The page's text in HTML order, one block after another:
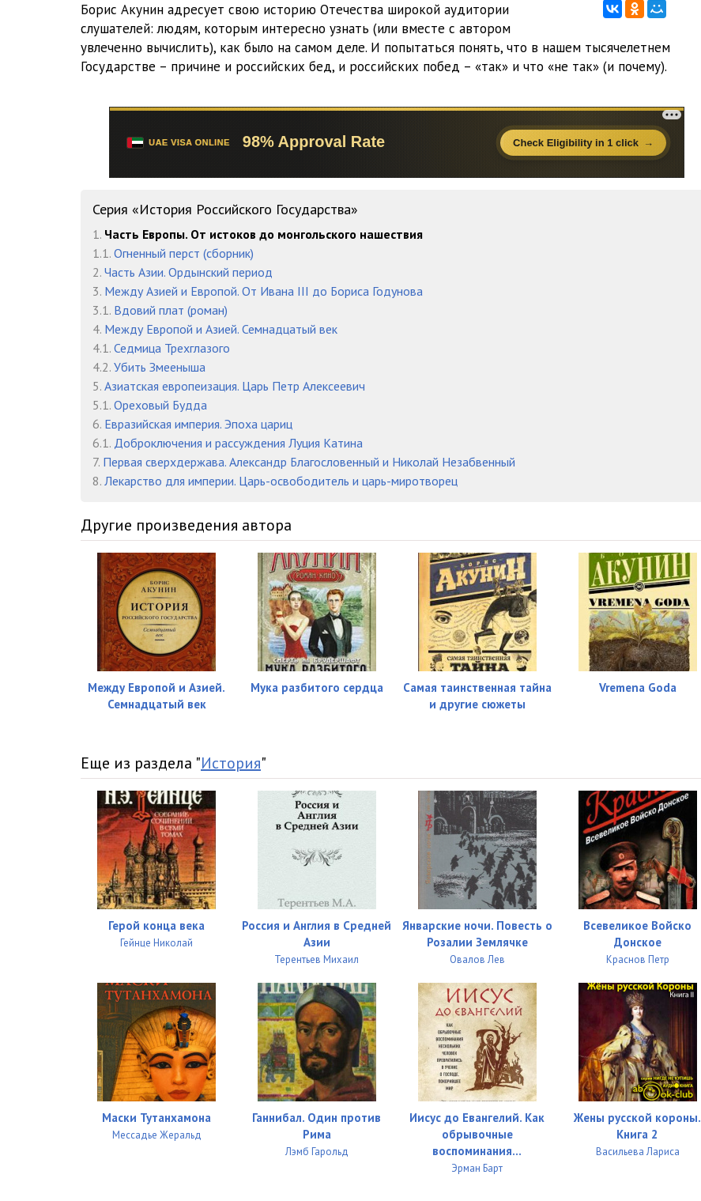
11
12
13
24:13
17
18
19
20
21
22
23
24
25
26
27
28 09:17
22:30
30 10:22
11:39
35
36 16:47
37 11:42
38 13:06
39 18:05
18:48
12:09
43 16:56
44 14:45
45 11:24
46 13:03
10:20
Борис Акунин адресует свою историю Отечества широкой аудитории
слушателей: людям, которым интересно узнать (или вместе с автором
увлеченно вычислить), как было на самом деле. И попытаться понять, что в нашем тысячелетнем
Государстве – причине и российских бед, и российских побед – «так» и что «не так» (и почему).
Серия «История Российского Государства»
1. Часть Европы. От истоков до монгольского нашествия
1.1. Огненный перст (сборник)
2. Часть Азии. Ордынский период
3. Между Азией и Европой. От Ивана III до Бориса Годунова
3.1. Вдовий плат (роман)
4. Между Европой и Азией. Семнадцатый век
4.1. Седмица Трехглазого
4.2. Убить Змееныша
5. Азиатская европеизация. Царь Петр Алексеевич
5.1. Ореховый Будда
6. Евразийская империя. Эпоха цариц
6.1. Доброключения и рассуждения Луция Катина
7. Первая сверхдержава. Александр Благословенный и Николай Незабвенный
8. Лекарство для империи. Царь-освободитель и царь-миротворец
Другие произведения автора
Между Европой и Азией.
Семнадцатый век
Мука разбитого сердца
Самая таинственная тайна
и другие сюжеты
Vremena Goda
Еще из раздела "История"
Герой конца века
Гейнце Николай
Россия и Англия в Средней
Азии
Терентьев Михаил
Январские ночи. Повесть о
Розалии Землячке
Овалов Лев
Всевеликое Войско
Донское
Краснов Петр
Маски Тутанхамона
Мессадье Жеральд
Ганнибал. Один против
Рима
Лэмб Гарольд
Иисус до Евангелий. Как
обрывочные
воспоминания...
Эрман Барт
Жены русской короны.
Книга 2
Васильева Лариса